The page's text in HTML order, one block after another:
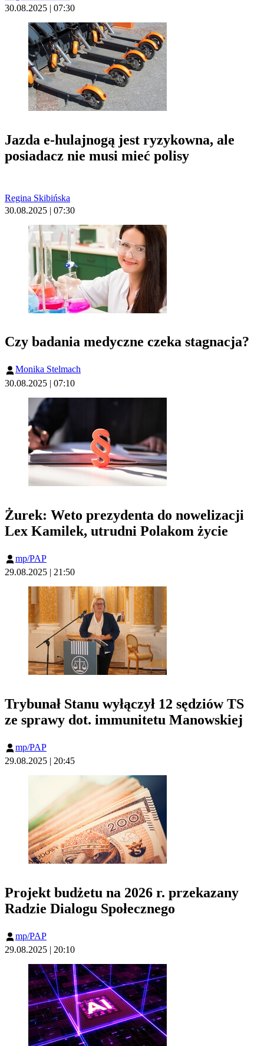
30.08.2025 | 07:30
Jazda e-hulajnogą jest ryzykowna, ale
posiadacz nie musi mieć polisy
Regina Skibińska
30.08.2025 | 07:30
Czy badania medyczne czeka stagnacja?
Monika Stelmach
30.08.2025 | 07:10
Żurek: Weto prezydenta do nowelizacji
Lex Kamilek, utrudni Polakom życie
mp/PAP
29.08.2025 | 21:50
Trybunał Stanu wyłączył 12 sędziów TS
ze sprawy dot. immunitetu Manowskiej
mp/PAP
29.08.2025 | 20:45
Projekt budżetu na 2026 r. przekazany
Radzie Dialogu Społecznego
mp/PAP
29.08.2025 | 20:10